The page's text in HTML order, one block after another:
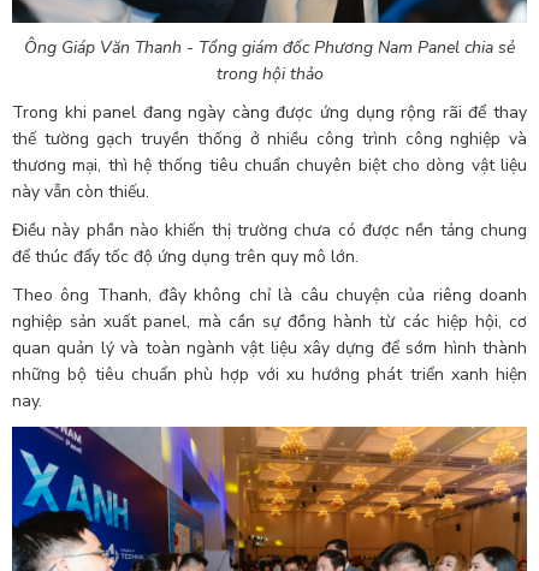
Ông Giáp Văn Thanh - Tổng giám đốc Phương Nam Panel chia sẻ
trong hội thảo
Trong khi panel đang ngày càng được ứng dụng rộng rãi để thay
thế tường gạch truyền thống ở nhiều công trình công nghiệp và
thương mại, thì hệ thống tiêu chuẩn chuyên biệt cho dòng vật liệu
này vẫn còn thiếu.
Điều này phần nào khiến thị trường chưa có được nền tảng chung
để thúc đẩy tốc độ ứng dụng trên quy mô lớn.
Theo ông Thanh, đây không chỉ là câu chuyện của riêng doanh
nghiệp sản xuất panel, mà cần sự đồng hành từ các hiệp hội, cơ
quan quản lý và toàn ngành vật liệu xây dựng để sớm hình thành
những bộ tiêu chuẩn phù hợp với xu hướng phát triển xanh hiện
nay.